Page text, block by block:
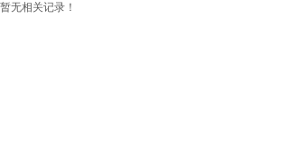
暂无相关记录！